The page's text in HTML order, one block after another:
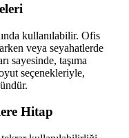
kullanılabilir. Ofis
veya seyahatlerde
sayesinde, taşıma
seçenekleriyle,
Hitap